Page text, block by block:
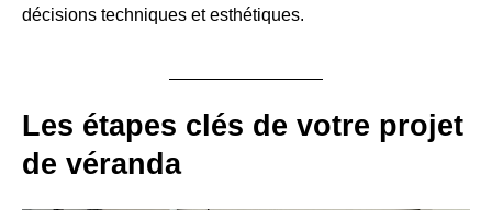
décisions techniques et esthétiques.
Les étapes clés de votre projet
de véranda